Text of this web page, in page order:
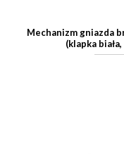
Mechanizm gniazda
(klapka